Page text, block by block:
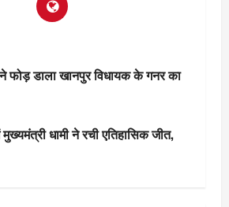
ने फोड़ डाला खानपुर विधायक के गनर का
धामी ने रची एतिहासिक जीत,